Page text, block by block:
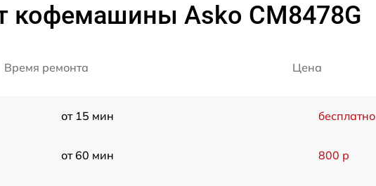
кофемашины Asko CM8478G
Время ремонта Цена
от 15 мин бесплатно
от 60 мин 800 р